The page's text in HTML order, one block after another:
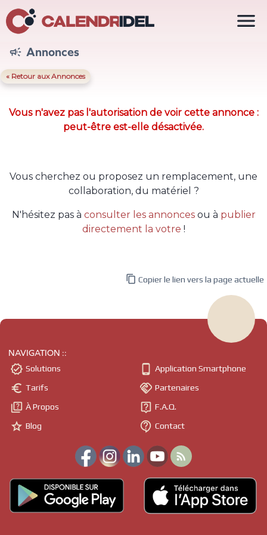
 Annonces
« Retour aux Annonces
Vous n'avez pas l'autorisation de voir cette annonce :
peut-être est-elle désactivée.
Vous cherchez ou proposez un remplacement, une
collaboration, du matériel ?
N'hésitez pas à consulter les annoncesou à publier
directement la votre !

 Copier le lien vers la page actuelle
NAVIGATION ::
 Solutions
 Tarifs
 À Propos
 Blog
 Application Smartphone
 Partenaires
 F.A.Q.
 Contact
